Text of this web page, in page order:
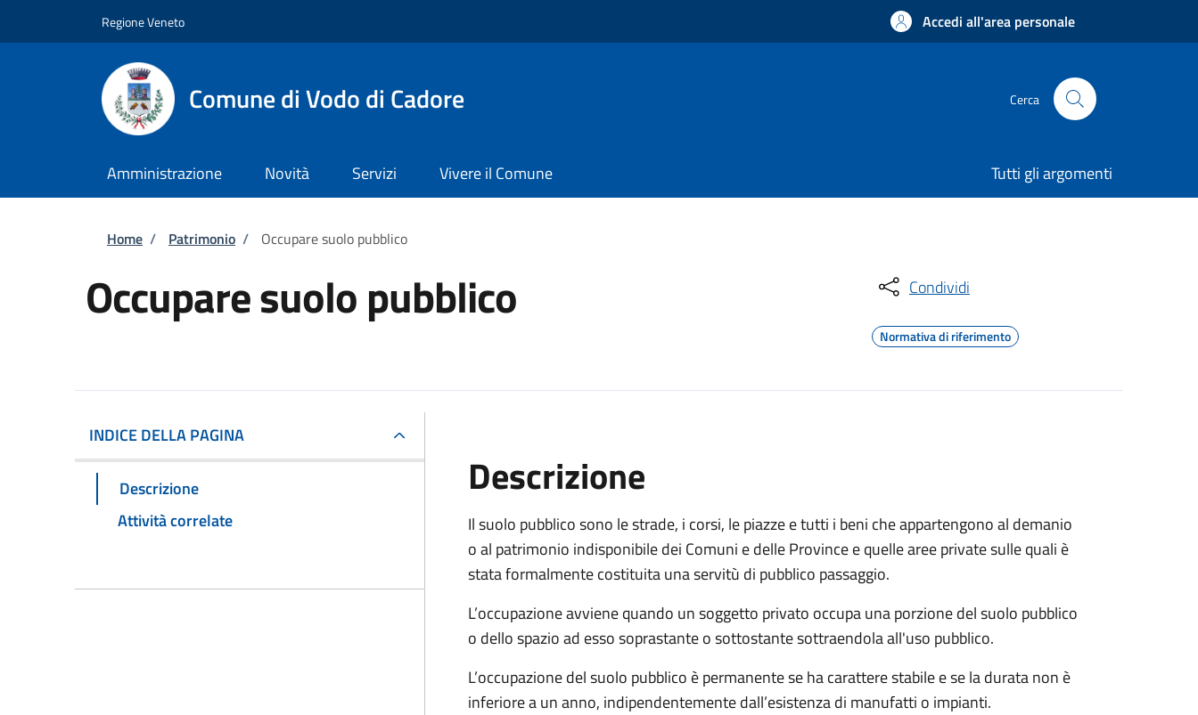
Regione Veneto Accedi all'area personale
Comune di Vodo di Cadore Cerca
Amministrazione Novità Servizi Vivere il Comune Tutti gli argomenti
Briciole di pane
Home / Patrimonio / Occupare suolo pubblico
Occupare suolo pubblico Condividi
Normativa di riferimento
INDICE DELLA PAGINA
Descrizione
Attività correlate
Descrizione
Il suolo pubblico sono le strade, i corsi, le piazze e tutti i beni che appartengono al demanio
o al patrimonio indisponibile dei Comuni e delle Province e quelle aree private sulle quali è
stata formalmente costituita una servitù di pubblico passaggio.
L’occupazione avviene quando un soggetto privato occupa una porzione del suolo pubblico
o dello spazio ad esso soprastante o sottostante sottraendola all'uso pubblico.
L’occupazione del suolo pubblico è permanente se ha carattere stabile e se la durata non è
inferiore a un anno, indipendentemente dall’esistenza di manufatti o impianti.